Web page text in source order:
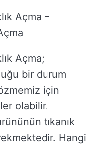
Açma –
Açma;
bir durum
için
olabilir.
tıkanık
Hangi